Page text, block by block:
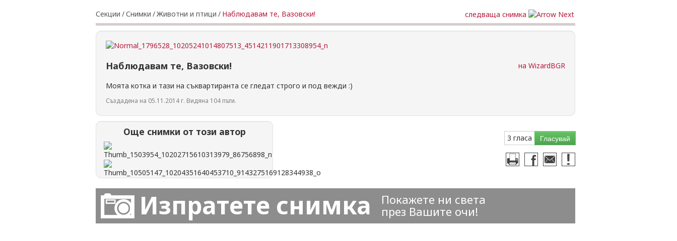
Секции /Снимки /Животни и птици / Наблюдавам те, Вазовски! следваща снимка
на WizardBGR
Наблюдавам те, Вазовски!
Моята котка и тази на съквартиранта се гледат строго и под вежди :)
Създадена на 05.11.2014 г. Видяна 104 пъти.
Още снимки от този автор
3 гласа Гласувай
Изпратете снимка
Покажете ни света
през Вашите очи!